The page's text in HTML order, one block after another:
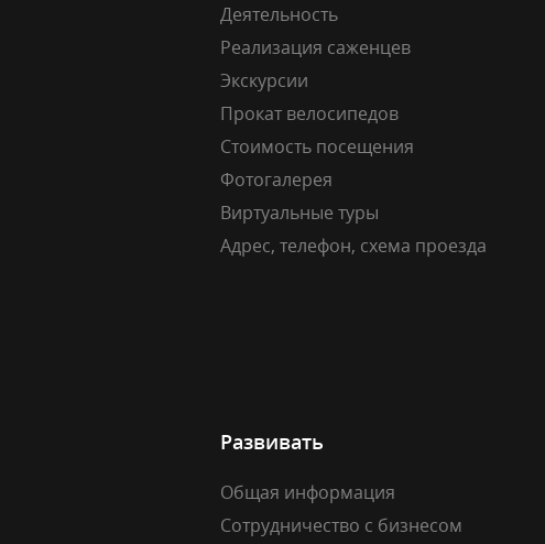
Деятельность
Реализация саженцев
Экскурсии
Прокат велосипедов
Стоимость посещения
Фотогалерея
Виртуальные туры
Адрес, телефон, схема проезда
Развивать
Общая информация
Сотрудничество с бизнесом